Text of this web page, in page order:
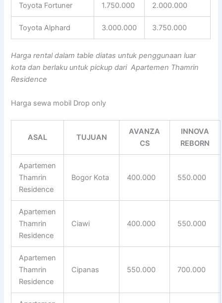
Toyota Fortuner 1.750.000 2.000.000
Toyota Alphard 3.000.000 3.750.000
Harga rental dalam table diatas untuk penggunaan luar
kota dan berlaku untuk pickup dari Apartemen Thamrin
Residence
Harga sewa mobil Drop only
ASAL TUJUAN
AVANZA
CS
INNOVA
REBORN
Apartemen
Thamrin
Residence
Bogor Kota 400.000 550.000
Apartemen
Thamrin
Residence
Ciawi 400.000 550.000
Apartemen
Thamrin
Residence
Cipanas 550.000 700.000